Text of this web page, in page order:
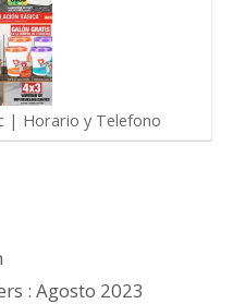
| Horario y Telefono
: Agosto 2023